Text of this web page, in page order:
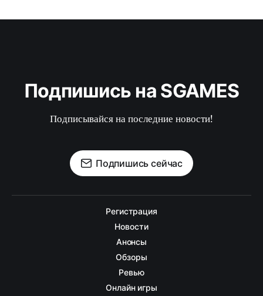
Подпишись на SGAMES
Подписывайся на последние новости!
Подпишись сейчас
Регистрация
Новости
Анонсы
Обзоры
Ревью
Онлайн игры